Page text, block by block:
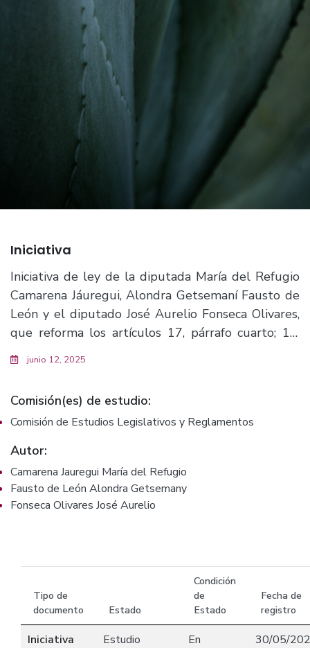
Iniciativa
Iniciativa de ley de la diputada María del Refugio
Camarena Jáuregui, Alondra Getsemaní Fausto de
León y el diputado José Aurelio Fonseca Olivares,
que reforma los artículos 17, párrafo cuarto; 19,
párrafo tercero; y se adiciona un segundo párrafo
junio 12, 2025
Comisión(es) de estudio:
Comisión de Estudios Legislativos y Reglamentos
Autor:
Camarena Jauregui María del Refugio
Fausto de León Alondra Getsemany
Fonseca Olivares José Aurelio
Tipo de
documento
Estado
Condición
de
Estado
Fecha de
registro
Iniciativa
Estudio
En
30/05/